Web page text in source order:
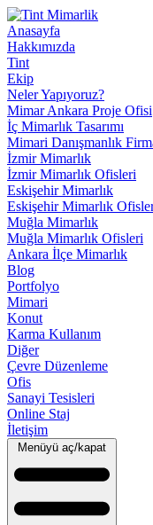
Anasayfa
Hakkımızda
Tint
Ekip
Neler Yapıyoruz?
Mimar Ankara Proje Ofisi
İç Mimarlık Tasarımı
Mimari Danışmanlık
İzmir Mimarlık
İzmir Mimarlık Ofisleri
Eskişehir Mimarlık
Eskişehir Mimarlık
Muğla Mimarlık
Muğla Mimarlık Ofisleri
Ankara İlçe Mimarlık
Blog
Portfolyo
Mimari
Konut
Karma Kullanım
Diğer
Çevre Düzenleme
Ofis
Sanayi Tesisleri
Online Staj
İletişim
Menüyü aç/kapat